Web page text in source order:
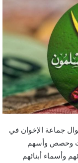
جماعة الإخوان في
وحصص وأسهم
وأسماء أبنائهم